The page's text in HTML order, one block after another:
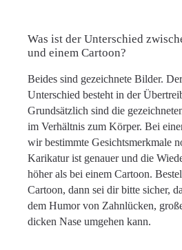
Was ist der Unterschied
und einem Cartoon?
Beides sind gezeichnete Bilder.
Unterschied besteht in der
Grundsätzlich sind die
im Verhältnis zum Körper. Bei
wir bestimmte Gesichtsmerkmale
Karikatur ist genauer und die
höher als bei einem Cartoon.
Cartoon, dann sei dir bitte sicher,
dem Humor von Zahnlücken,
dicken Nase umgehen kann.